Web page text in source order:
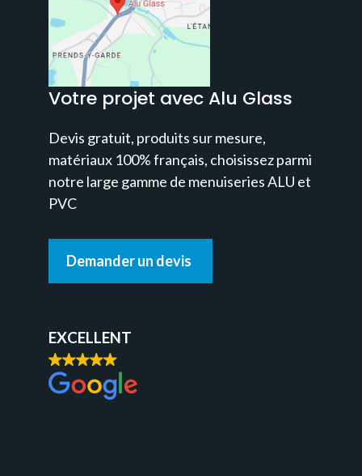
Votre projet avec Alu Glass
Devis gratuit, produits sur mesure,
matériaux 100% français, choisissez parmi
notre large gamme de menuiseries ALU et
PVC
Demander un devis
EXCELLENT